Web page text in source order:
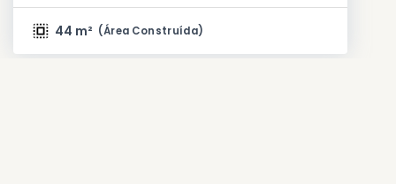
44 m² (Área Construída)